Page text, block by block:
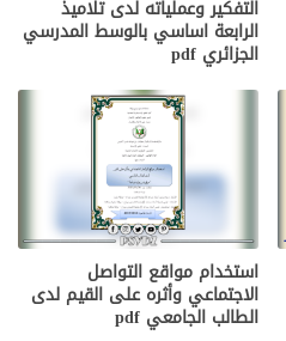
التفكير وعملياته لدى تلاميذ
الرابعة اساسي بالوسط المدرسي
الجزائري pdf
استخدام مواقع التواصل
الاجتماعي وأثره على القيم لدى
الطالب الجامعي pdf